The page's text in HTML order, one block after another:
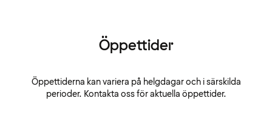
Öppettider
Öppettiderna kan variera på helgdagar och i särskilda
perioder. Kontakta oss för aktuella öppettider.